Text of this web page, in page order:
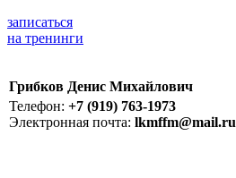
записаться
на тренинги
Грибков Денис Михайлович
Телефон: +7 (919) 763-1973
Электронная почта: lkmffm@mail.ru